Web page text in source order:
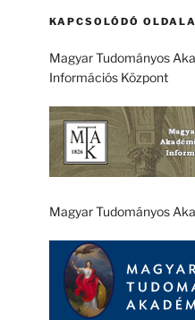
KAPCSOLÓDÓ
Magyar Tudományos
Információs Központ
Magyar Tudományos